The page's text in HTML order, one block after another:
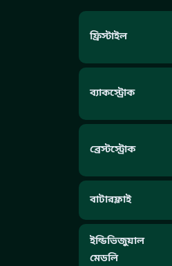
ফ্রিস্টাইল
ব্যাকস্ট্রোক
ব্রেস্টস্ট্রোক
বাটারফ্লাই
ইন্ডিভিজুয়াল
মেডলি